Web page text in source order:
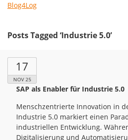
Blog4Log
Posts Tagged ‘Industrie 5.0’
17
NOV 25
SAP als Enabler für Industrie 5.0
Menschzentrierte Innovation in
Industrie 5.0 markiert einen
industriellen Entwicklung.
Digitalisierung und